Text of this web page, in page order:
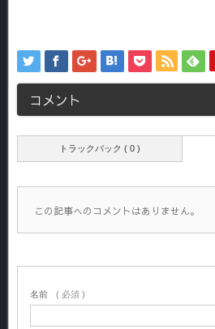
コメント
トラックバック ( 0 )
この記事へのコメントはありません。
名前 ( 必須 )